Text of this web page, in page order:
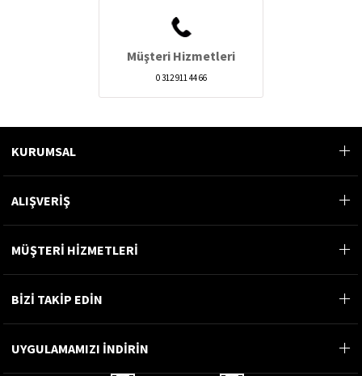
Müşteri Hizmetleri
0 312 911 44 66
KURUMSAL
ALIŞVERİŞ
MÜŞTERİ HİZMETLERİ
BİZİ TAKİP EDİN
UYGULAMAMIZI İNDİRİN